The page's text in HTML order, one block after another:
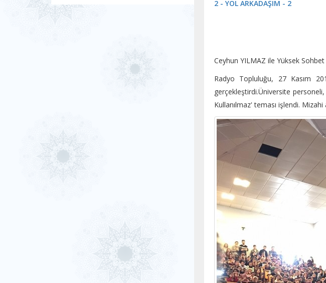
2 - YOL ARKADAŞIM - 2
Ceyhun YILMAZ ile Yüksek Sohbet
Radyo Topluluğu, 27 Kasım
gerçekleştirdi.Üniversite personeli,
Kullanılmaz' teması işlendi.